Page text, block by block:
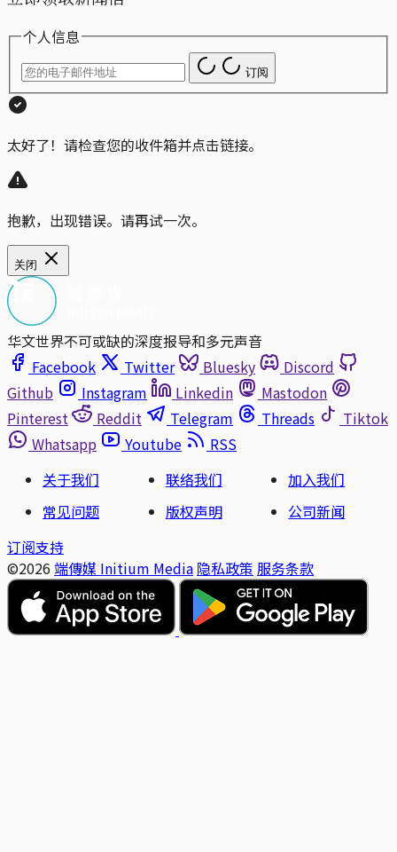
个人信息
订阅
太好了！请检查您的收件箱并点击链接。
抱歉，出现错误。请再试一次。
关闭
华文世界不可或缺的深度报导和多元声音
Facebook
Twitter Bluesky
Discord
Github
Instagram Linkedin
Mastodon
Pinterest
Reddit Telegram Threads
Tiktok
Whatsapp
Youtube
RSS
关于我们
联络我们
加入我们
常见问题
版权声明
公司新闻
订阅支持
©2026 端傳媒 Initium Media 隐私政策 服务条款